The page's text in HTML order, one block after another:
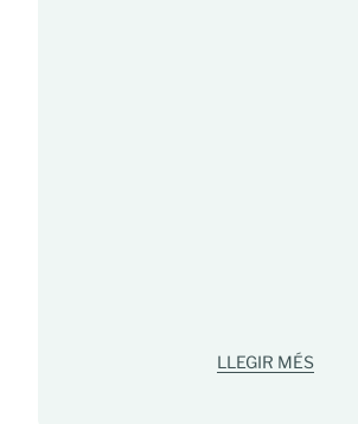
LLEGIR MÉS